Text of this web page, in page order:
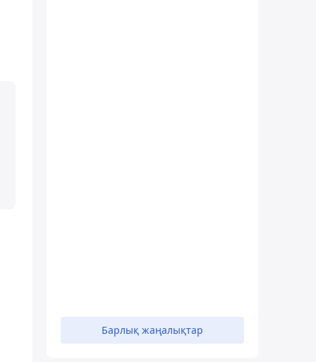
Барлық жаңалықтар